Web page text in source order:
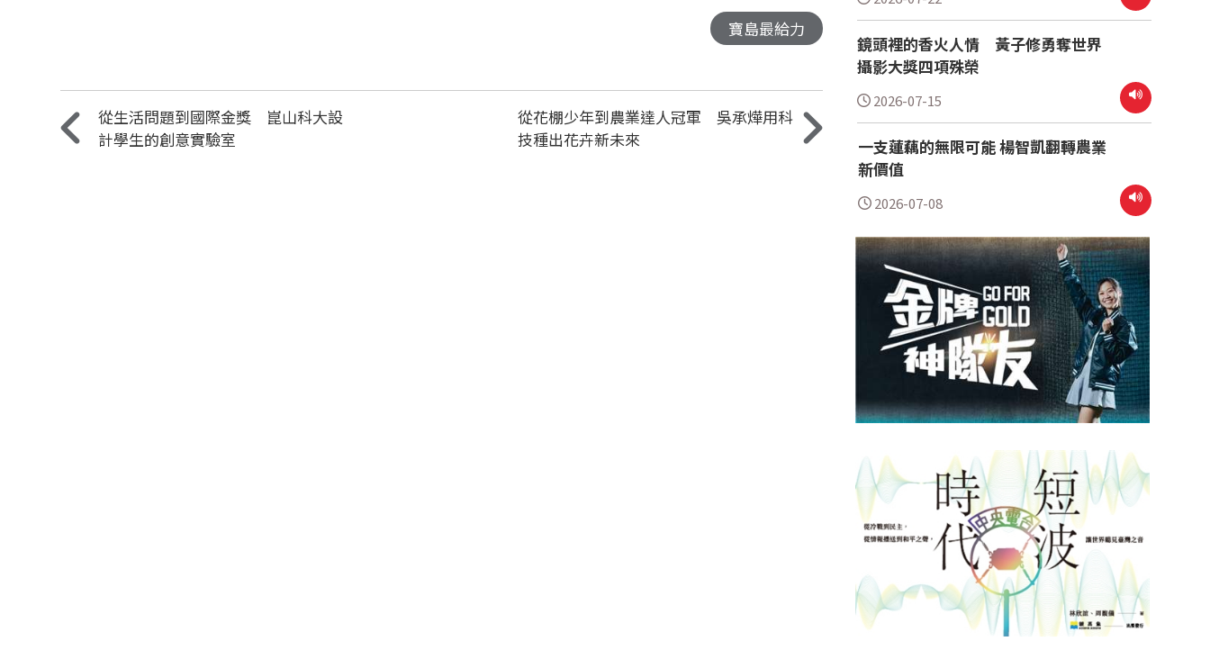
寶島最給力
從生活問題到國際金獎 崑山科大設
計學生的創意實驗室
從花棚少年到農業達人冠軍 吳承燁用科
技種出花卉新未來
鏡頭裡的香火人情 黃子修勇奪世界
攝影大獎四項殊榮
2026-07-15
一支蓮藕的無限可能 楊智凱翻轉農業
新價值
2026-07-08